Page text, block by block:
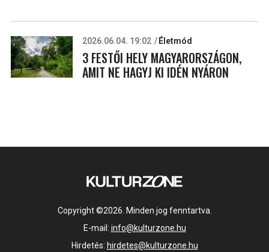
2026.06.04. 19:02 Életmód
3 FESTŐI HELY MAGYARORSZÁGON,
AMIT NE HAGYJ KI IDÉN NYÁRON
Copyright ©2026. Minden jog fenntartva.
E-mail: info@kulturzone.hu
Hirdetés: hirdetes@kulturzone.hu